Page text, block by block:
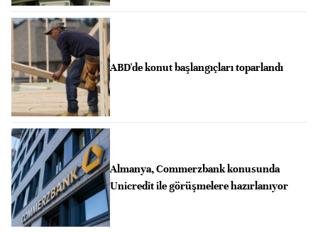
ABD'de konut başlangıçları toparlandı
Almanya, Commerzbank konusunda
Unicredit ile görüşmelere hazırlanıyor